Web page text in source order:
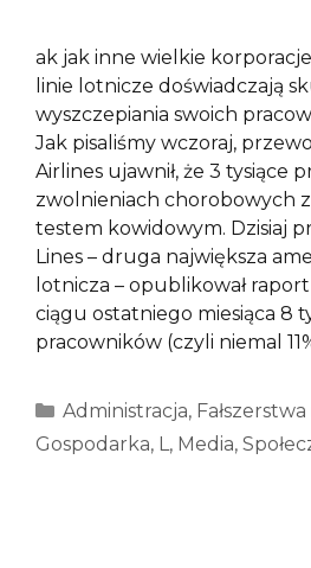
ak jak inne wielkie
linie lotnicze doświadczają
wyszczepiania swoich
Jak pisaliśmy wczoraj,
Airlines ujawnił, że 3 tysiące
zwolnieniach chorobowych
testem kowidowym. Dzisiaj
Lines – druga największa
lotnicza – opublikował
ciągu ostatniego miesiąca 8
pracowników (czyli niemal
Kategorie
Administracja,
Gospodarka, L , Media,